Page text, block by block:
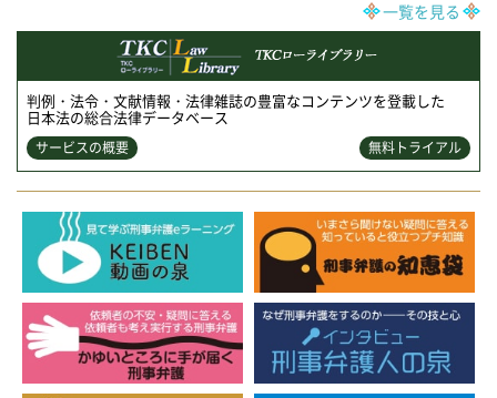
一覧を見る
判例・法令・文献情報・法律雑誌の豊富なコンテンツを登載した
日本法の総合法律データベース
サービスの概要 無料トライアル